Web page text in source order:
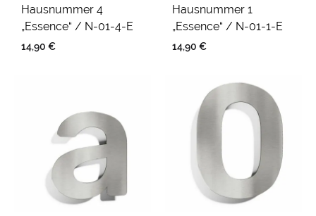
Hausnummer 4
„Essence“ / N-01-4-E
14,90 €
Hausnummer 1
„Essence“ / N-01-1-E
14,90 €